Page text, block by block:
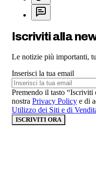
Iscriviti alla
Le notizie più importanti,
Inserisci la tua email
Premendo il tasto “Iscriviti
nostra Privacy Policy e di
Utilizzo dei Siti e di
ISCRIVITI ORA